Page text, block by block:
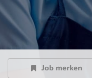
Job merken